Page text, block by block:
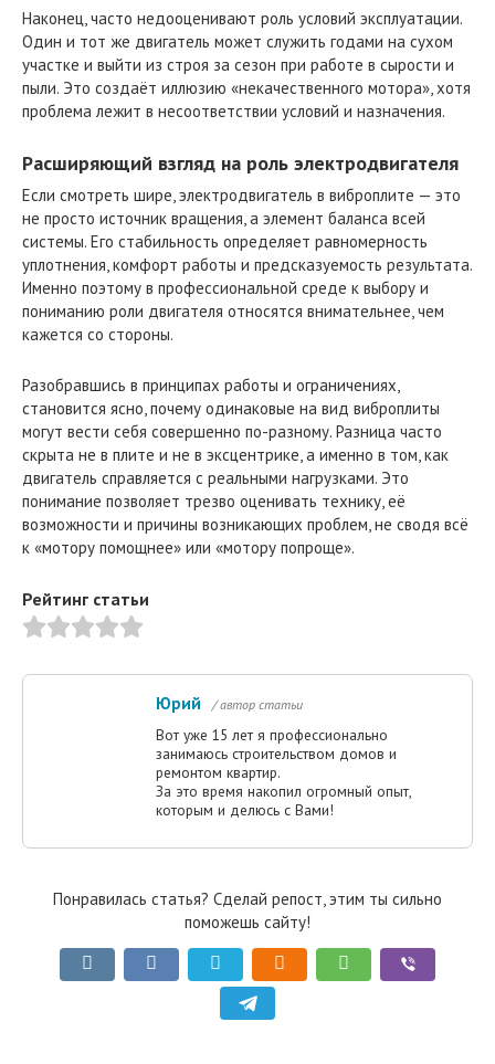
Наконец, часто недооценивают роль условий эксплуатации.
Один и тот же двигатель может служить годами на сухом
участке и выйти из строя за сезон при работе в сырости и
пыли. Это создаёт иллюзию «некачественного мотора», хотя
проблема лежит в несоответствии условий и назначения.
Расширяющий взгляд на роль электродвигателя
Если смотреть шире, электродвигатель в виброплите — это
не просто источник вращения, а элемент баланса всей
системы. Его стабильность определяет равномерность
уплотнения, комфорт работы и предсказуемость результата.
Именно поэтому в профессиональной среде к выбору и
пониманию роли двигателя относятся внимательнее, чем
кажется со стороны.
Разобравшись в принципах работы и ограничениях,
становится ясно, почему одинаковые на вид виброплиты
могут вести себя совершенно по-разному. Разница часто
скрыта не в плите и не в эксцентрике, а именно в том, как
двигатель справляется с реальными нагрузками. Это
понимание позволяет трезво оценивать технику, её
возможности и причины возникающих проблем, не сводя всё
к «мотору помощнее» или «мотору попроще».
Рейтинг статьи
Юрий / автор статьи
Вот уже 15 лет я профессионально
занимаюсь строительством домов и
ремонтом квартир.
За это время накопил огромный опыт,
которым и делюсь с Вами!
Понравилась статья? Сделай репост, этим ты сильно
поможешь сайту!